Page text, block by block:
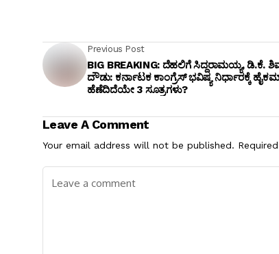
Previous Post
BIG BREAKING: ದೆಹಲಿಗೆ ಸಿದ್ದರಾಮಯ್ಯ, ಡಿ.ಕೆ.
ದೌಡು: ಕರ್ನಾಟಕ ಕಾಂಗ್ರೆಸ್ ಭವಿಷ್ಯ ನಿರ್ಧಾರಕ್ಕೆ
ಹೆಣೆದಿದೆಯೇ 3 ಸೂತ್ರಗಳು?
Leave A Comment
Your email address will not be published.